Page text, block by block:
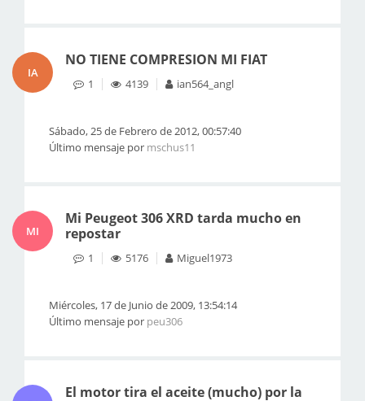
IA
NO TIENE COMPRESION MI FIAT
1 4139 ian564_angl
Sábado, 25 de Febrero de 2012, 00:57:40
Último mensaje por mschus11
MI
Mi Peugeot 306 XRD tarda mucho en
repostar
1 5176 Miguel1973
Miércoles, 17 de Junio de 2009, 13:54:14
Último mensaje por peu306
El motor tira el aceite (mucho) por la